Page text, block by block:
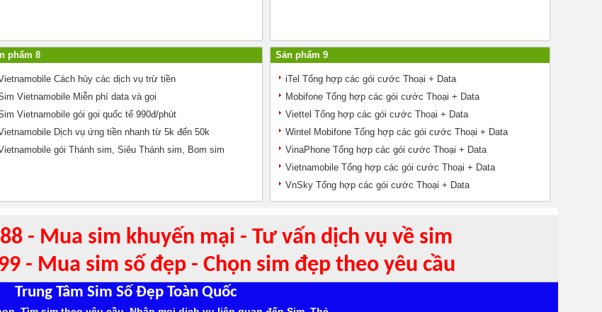
phẩm 8
Cách hủy các dịch vụ trừ tiền
Vietnamobile Miễn phí data và gọi
Vietnamobile gói gọi quốc tế 990đ/phút
Dịch vụ ứng tiền nhanh từ 5k đến 50k
gói Thánh sim, Siêu Thánh sim, Bom sim
Sản phẩm 9
iTel Tổng hợp các gói cước Thoại + Data
Mobifone Tổng hợp các gói cước Thoại + Data
Viettel Tổng hợp các gói cước Thoại + Data
Wintel Mobifone Tổng hợp các gói cước Thoại + Data
VinaPhone Tổng hợp các gói cước Thoại + Data
Vietnamobile Tổng hợp các gói cước Thoại + Data
VnSky Tổng hợp các gói cước Thoại + Data
- Mua sim khuyến mại - Tư vấn dịch vụ về sim
- Mua sim số đẹp - Chọn sim đẹp theo yêu cầu
Trung Tâm Sim Số Đẹp Toàn Quốc